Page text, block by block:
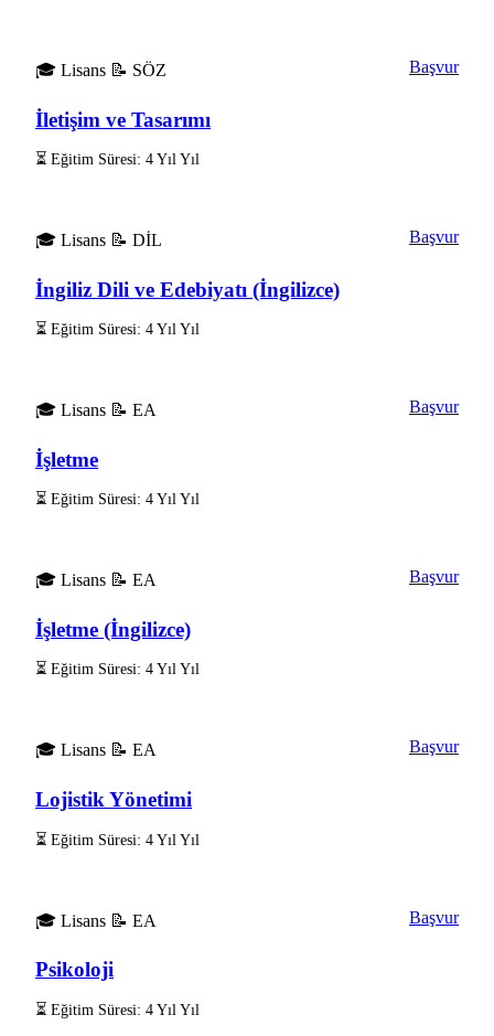
🎓 Lisans 📝 SÖZ
İletişim ve Tasarımı
⏳ Eğitim Süresi: 4 Yıl Yıl
Başvur
🎓 Lisans 📝 DİL
İngiliz Dili ve Edebiyatı (İngilizce)
⏳ Eğitim Süresi: 4 Yıl Yıl
Başvur
🎓 Lisans 📝 EA
İşletme
⏳ Eğitim Süresi: 4 Yıl Yıl
Başvur
🎓 Lisans 📝 EA
İşletme (İngilizce)
⏳ Eğitim Süresi: 4 Yıl Yıl
Başvur
🎓 Lisans 📝 EA
Lojistik Yönetimi
⏳ Eğitim Süresi: 4 Yıl Yıl
Başvur
🎓 Lisans 📝 EA
Psikoloji
⏳ Eğitim Süresi: 4 Yıl Yıl
Başvur